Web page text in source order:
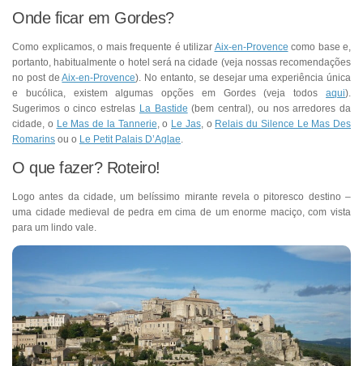
Onde ficar em Gordes?
Como explicamos, o mais frequente é utilizar Aix-en-Provence como base e,
portanto, habitualmente o hotel será na cidade (veja nossas recomendações
no post deAix-en-Provence). No entanto, se desejar uma experiência única
e bucólica, existem algumas opções em Gordes (veja todos aqui).
Sugerimos o cinco estrelas La Bastide (bem central), ou nos arredores da
cidade, o Le Mas de la Tannerie, o Le Jas, o Relais du Silence Le Mas Des
Romarins ou o Le Petit Palais D’Aglae.
O que fazer? Roteiro!
Logo antes da cidade, um belíssimo mirante revela o pitoresco destino –
uma cidade medieval de pedra em cima de um enorme maciço, com vista
para um lindo vale.